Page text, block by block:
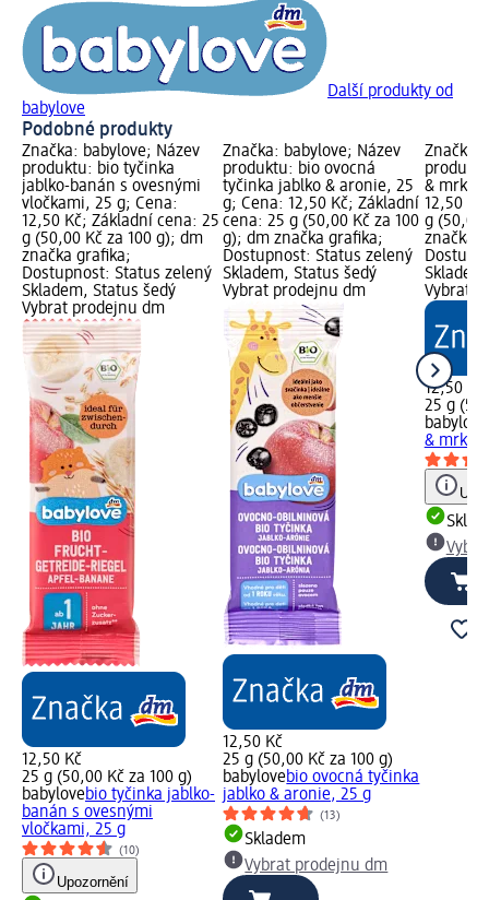
Další produkty od
babylove
Podobné produkty
Značka: babylove; Název
produktu: bio tyčinka
jablko-banán s ovesnými
vločkami, 25 g; Cena:
12,50 Kč; Základní cena: 25
g (50,00 Kč za 100 g); dm
značka grafika;
Dostupnost: Status zelený
Skladem, Status šedý
Vybrat prodejnu dm
12,50 Kč
25 g (50,00 Kč za 100 g)
babylovebio tyčinka jablko-
banán s ovesnými
vločkami, 25 g
(10)
Upozornění
Značka: babylove; Název
produktu: bio ovocná
tyčinka jablko & aronie, 25
g; Cena: 12,50 Kč; Základní
cena: 25 g (50,00 Kč za 100
g); dm značka grafika;
Dostupnost: Status zelený
Skladem, Status šedý
Vybrat prodejnu dm
12,50 Kč
25 g (50,00 Kč za 100 g)
babylovebio ovocná tyčinka
jablko & aronie, 25 g
(13)
Skladem
Vybrat prodejnu dm
Značka:
&
12,50
g (50,00
značka
Vybrat
12,50 Kč
25 g
babylove
&